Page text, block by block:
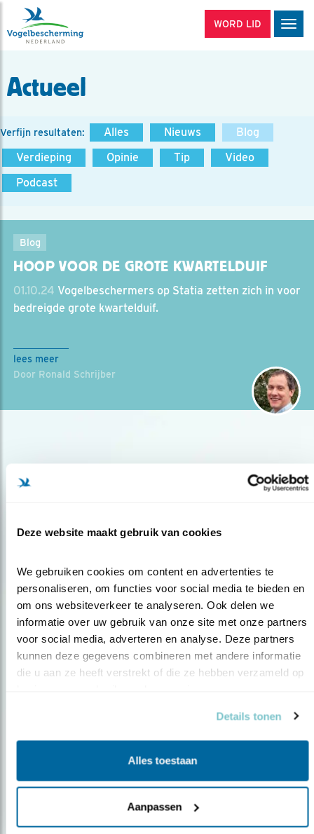
Deze website maakt gebruik van cookies
We gebruiken cookies om content en advertenties te
personaliseren, om functies voor social media te bieden en
om ons websiteverkeer te analyseren. Ook delen we
informatie over uw gebruik van onze site met onze partners
voor social media, adverteren en analyse. Deze partners
kunnen deze gegevens combineren met andere informatie
die u aan ze heeft verstrekt of die ze hebben verzameld op
Details tonen
Alles toestaan
Aanpassen
WORD LID
Actueel
Verfijn resultaten: Alles Nieuws
Blog
Verdieping
Opinie Tip
Video
Podcast
Blog
HOOP VOOR DE GROTE KWARTELDUIF
01.10.24 Vogelbeschermers op Statia zetten zich in voor
bedreigde grote kwartelduif.
lees meer
Door Ronald Schrijber
Meld je aan en ontvang nieuws, inspiratie, acties en tips
over vogels en activiteiten van Vogelbescherming.
AANMELDEN VOGELNIEUWS
Volg ons via social media